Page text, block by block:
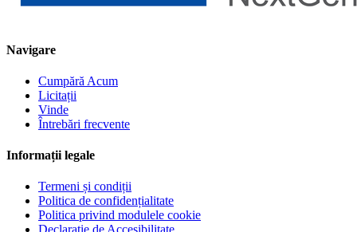
Navigare
Cumpără Acum
Licitații
Vinde
Întrebări frecvente
Informații legale
Termeni și condiții
Politica de confidențialitate
Politica privind modulele cookie